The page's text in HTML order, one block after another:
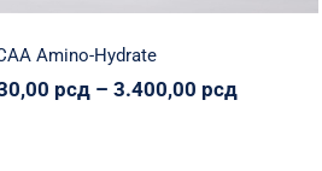
Amino-Hydrate
рсд – 3.400,00 рсдRaspon